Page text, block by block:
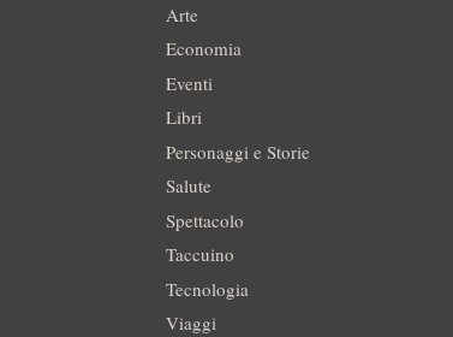
Arte
Economia
Eventi
Libri
Personaggi e Storie
Salute
Spettacolo
Taccuino
Tecnologia
Viaggi